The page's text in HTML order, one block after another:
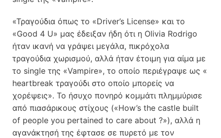
«Τραγούδια όπως το «Driver’s License» και το
«Good 4 U» μας έδειξαν ήδη ότι η Olivia Rodrigo
ήταν ικανή να γράψει μεγάλα, πικρόχολα
τραγούδια χωρισμού, αλλά ήταν έτοιμη για αίμα με
το single της «Vampire», το οποίο περιέγραψε ως «
heartbreak τραγούδι στο οποίο μπορείς να
χορέψεις». Το ήσυχο πονηρό κομμάτι πλημμύρισε
από πιασάρικους στίχους («How’s the castle built
of people you pertained to care about ?»), αλλά η
αγανάκτησή της έφτασε σε πυρετό με τον